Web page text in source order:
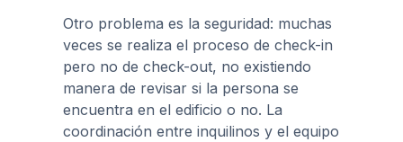
Otro problema es la seguridad: muchas
veces se realiza el proceso de check-in
pero no de check-out, no existiendo
manera de revisar si la persona se
encuentra en el edificio o no. La
coordinación entre inquilinos y el equipo